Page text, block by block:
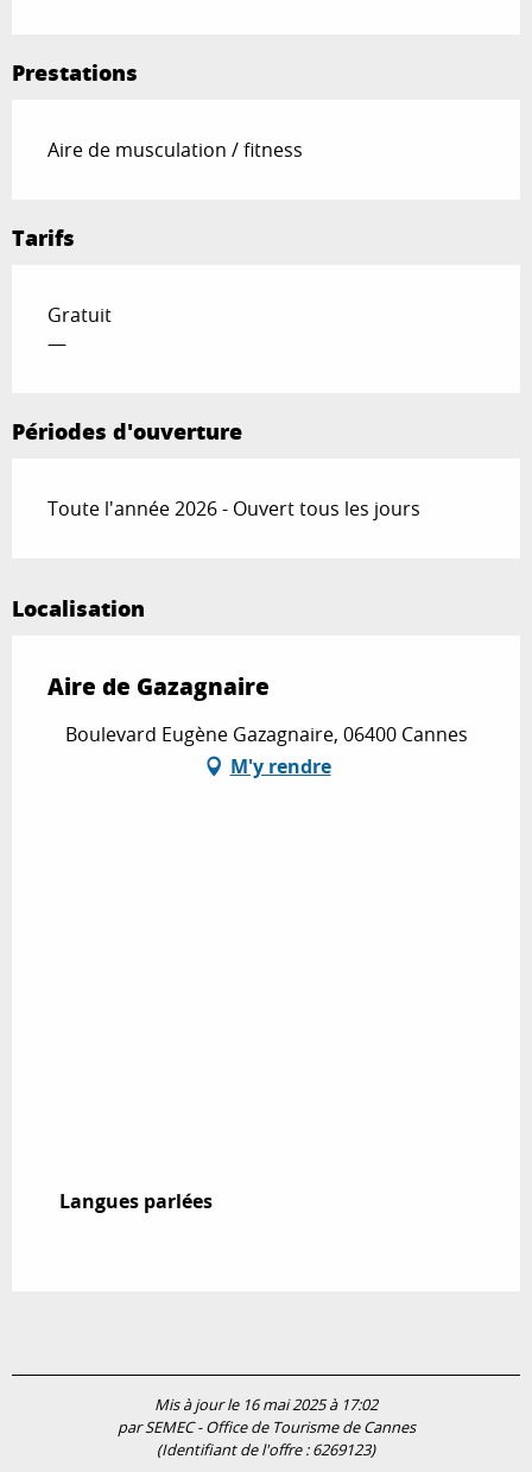
Prestations
Aire de musculation / fitness
Tarifs
Gratuit
—
Périodes d'ouverture
Toute l'année 2026 - Ouvert tous les jours
Localisation
Aire de Gazagnaire
Boulevard Eugène Gazagnaire, 06400 Cannes
M'y rendre
Langues parlées
Langues parlées
Mis à jour le 16 mai 2025 à 17:02
par SEMEC - Office de Tourisme de Cannes
(Identifiant de l'offre :6269123)